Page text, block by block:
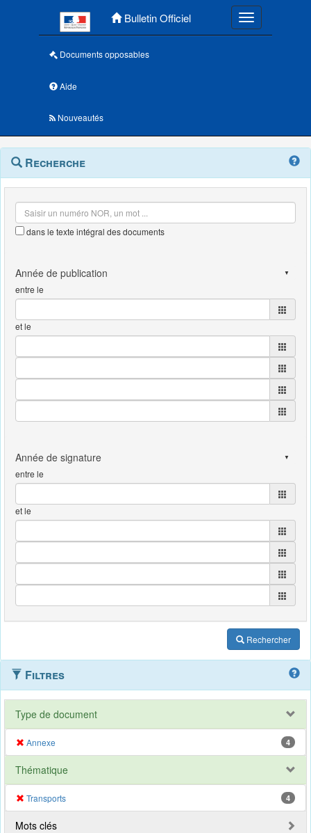
Bulletin Officiel Toggle
Documents opposables
Aide
Nouveautés
Navigation
outils
Menu
contextuel
Recherche
dans le texte intégral des documents
entre le
et le
entre le
et le
Rechercher
Filtres
Type de document
Annexe 4
Thématique
Transports 4
Mots clés